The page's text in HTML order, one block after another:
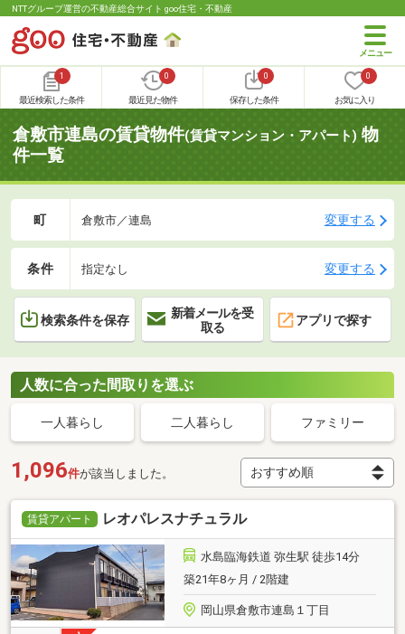
NTTグループ運営の不動産総合サイト goo住宅・不動産
1
最近検索した条件
0
最近見た物件
0
保存した条件
0
お気に入り
倉敷市連島の賃貸物件(賃貸マンション・アパート) 物
件一覧
町 倉敷市／連島 変更する
条件 指定なし 変更する
検索条件を保存
新着メールを受
取る
アプリで探す
人数に合った間取りを選ぶ
一人暮らし 二人暮らし ファミリー
1,096件が該当しました。
賃貸アパート レオパレスナチュラル
水島臨海鉄道 弥生駅 徒歩14分
築21年8ヶ月 / 2階建
岡山県倉敷市連島１丁目